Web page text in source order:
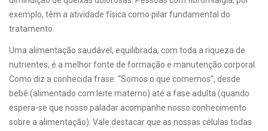
exemplo, têm a atividade física como pilar fundamental do
tratamento.
Uma alimentação saudável, equilibrada, com toda a riqueza de
nutrientes, é a melhor fonte de formação e manutenção corporal.
Como diz a conhecida frase: “Somos o que comemos”, desde
bebê (alimentado com leite materno) até a fase adulta (quando
espera-se que nosso paladar acompanhe nosso conhecimento
sobre a alimentação). Vale destacar que as nossas células todas